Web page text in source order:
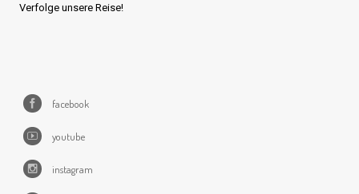
Verfolge unsere Reise!
facebook
youtube
instagram